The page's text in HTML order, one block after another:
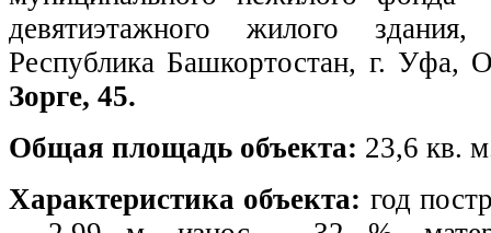
девятиэтажного жилого
Республика Башкортостан, г. Уфа,
Зорге, 45.
Общая площадь объекта: 23,6 кв.
Характеристика объекта: год